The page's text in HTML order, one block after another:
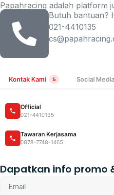
Papahracing adalah platform
Butuh bantuan?
021-4410135
Kontak Kami 5 Social Media
Official
021-4410135
Tawaran Kerjasama
0878-7748-1465
Dapatkan info promo